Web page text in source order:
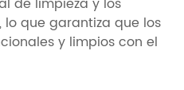
que garantiza que los
y limpios con el